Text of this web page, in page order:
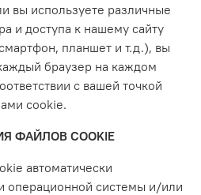
вы используете различные
и доступа к нашему сайту
планшет и т.д.), вы
браузер на каждом
с вашей точкой
cookie.
ФАЙЛОВ COOKIE
автоматически
операционной системы и/или